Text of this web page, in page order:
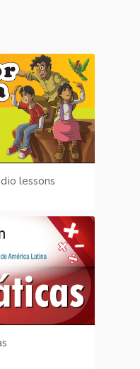
lessons